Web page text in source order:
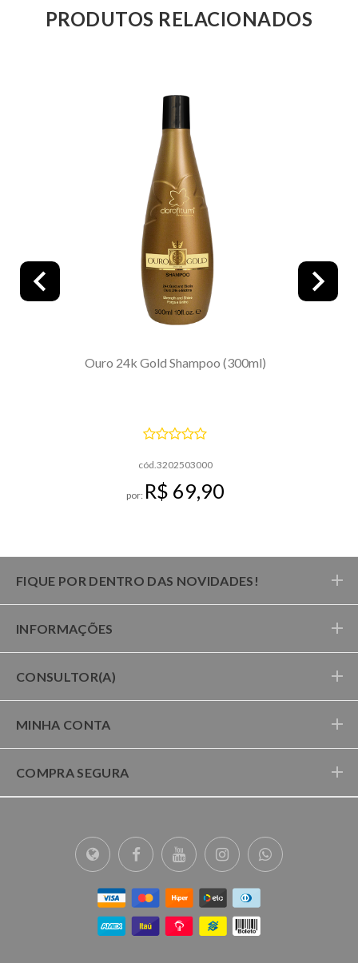
PRODUTOS RELACIONADOS
Ouro 24k Gold Shampoo (300ml)
cód.3202503000
por: R$ 69,90
FIQUE POR DENTRO DAS NOVIDADES!
INFORMAÇÕES
CONSULTOR(A)
MINHA CONTA
COMPRA SEGURA